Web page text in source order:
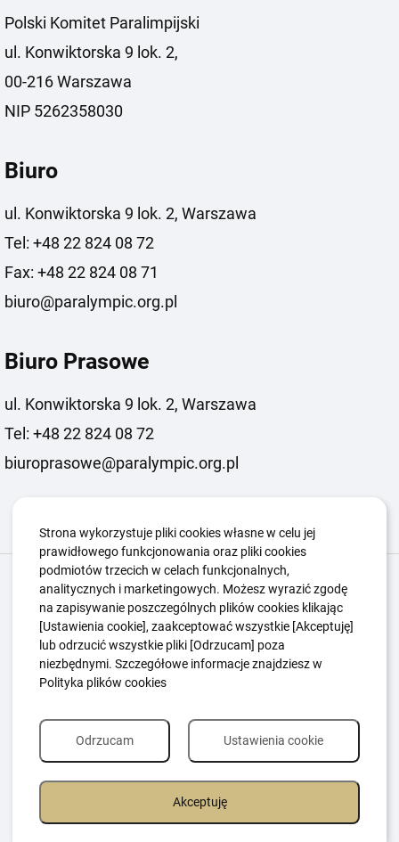
Polski Komitet Paralimpijski
ul. Konwiktorska 9 lok. 2,
00-216 Warszawa
NIP 5262358030
Biuro
ul. Konwiktorska 9 lok. 2, Warszawa
Tel: +48 22 824 08 72
Fax: +48 22 824 08 71
biuro@paralympic.org.pl
Biuro Prasowe
ul. Konwiktorska 9 lok. 2, Warszawa
Tel: +48 22 824 08 72
biuroprasowe@paralympic.org.pl
Igrzyska Paralimpijskie O nas
Projekty
Kwalifikacje ZSK
Kluby Aktualności
Galeria
Edukacja
Guttmanny
Polityka plików cookie
Polityka prywatności
Strona wykorzystuje pliki cookies własne w celu jej
prawidłowego funkcjonowania oraz pliki cookies
podmiotów trzecich w celach funkcjonalnych,
analitycznych i marketingowych. Możesz wyrazić zgodę
na zapisywanie poszczególnych plików cookies klikając
[Ustawienia cookie], zaakceptować wszystkie [Akceptuję]
lub odrzucić wszystkie pliki [Odrzucam] poza
niezbędnymi. Szczegółowe informacje znajdziesz w
Polityka plików cookies
Akceptuję
Ustawienia cookie
Odrzucam